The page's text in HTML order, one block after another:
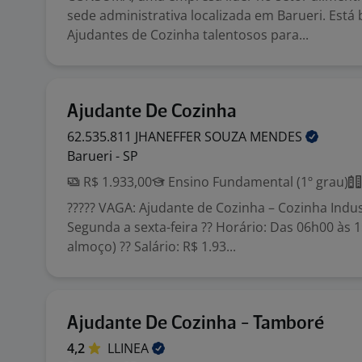
sede administrativa localizada em Barueri. Está
Ajudantes de Cozinha talentosos para...
Ajudante De Cozinha
62.535.811 JHANEFFER SOUZA MENDES
Barueri - SP
R$ 1.933,00
Ensino Fundamental (1º grau)
????? VAGA: Ajudante de Cozinha – Cozinha
Segunda a sexta-feira ?? Horário: Das 06h00 às
almoço) ?? Salário: R$ 1.93...
Ajudante De Cozinha - Tamboré
4,2
LLINEA